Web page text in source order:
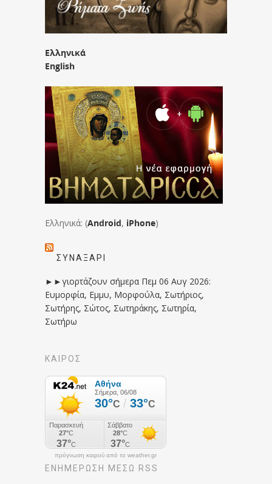
Ελληνικά
English
Ελληνικά: (Android, iPhone)
ΣΥΝΑΞΆΡΙ
►►γιορτάζουν σήμερα Πεμ 06 Αυγ 2026:
Ευμορφία, Εμμυ, Μορφούλα, Σωτήριος,
Σωτήρης, Σώτος, Σωτηράκης, Σωτηρία,
Σωτήρω
ΚΑΙΡΟΣ
πρόγνωση καιρού από το weather.gr
ΕΝΗΜΈΡΩΣΉ ΜΕΣΩ RSS